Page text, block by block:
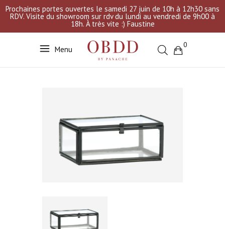
Prochaines portes ouvertes le samedi 27 juin de 10h à 12h30 sans
RDV. Visite du showroom sur rdv du lundi au vendredi de 9h00 à
18h. À très vite :) Faustine
Menu
0